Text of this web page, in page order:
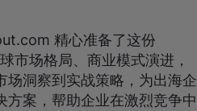
精心准备了这份
市场格局、商业模式演进，
场洞察到实战策略，为出海企
方案，帮助企业在激烈竞争中